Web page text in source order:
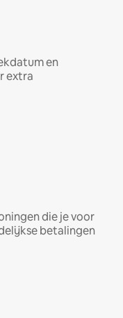
en
extra
die je voor
betalingen